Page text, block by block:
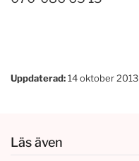
Uppdaterad:14 oktober 2013
Läs även